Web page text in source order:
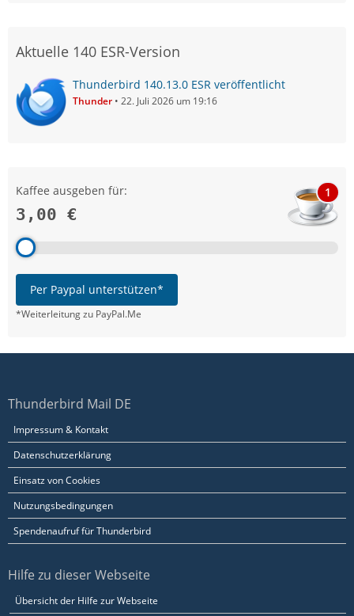
Aktuelle 140 ESR-Version
Thunderbird 140.13.0 ESR veröffentlicht
Thunder 22. Juli 2026 um 19:16
Kaffee ausgeben für:
3,00 €
1
Per Paypal unterstützen*
*Weiterleitung zu PayPal.Me
Thunderbird Mail DE
Impressum & Kontakt
Datenschutzerklärung
Einsatz von Cookies
Nutzungsbedingungen
Spendenaufruf für Thunderbird
Hilfe zu dieser Webseite
Übersicht der Hilfe zur Webseite